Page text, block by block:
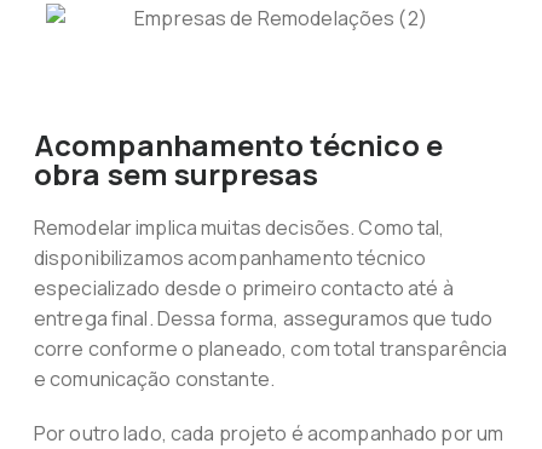
Acompanhamento técnico e
obra sem surpresas
Remodelar implica muitas decisões. Como tal,
disponibilizamos acompanhamento técnico
especializado desde o primeiro contacto até à
entrega final. Dessa forma, asseguramos que tudo
corre conforme o planeado, com total transparência
e comunicação constante.
Por outro lado, cada projeto é acompanhado por um